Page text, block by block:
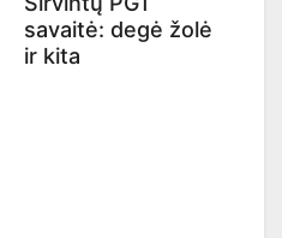
savaitė: degė žolė
ir kita